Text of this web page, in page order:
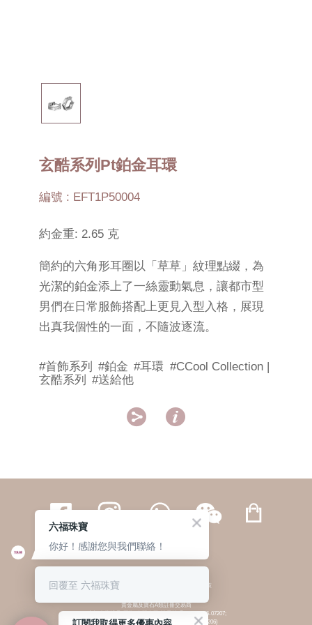
玄酷系列Pt鉑金耳環
編號 : EFT1P50004
約金重: 2.65 克
簡約的六角形耳圈以「草草」紋理點綴，為
光潔的鉑金添上了一絲靈動氣息，讓都市型
男們在日常服飾搭配上更見入型入格，展現
出真我個性的一面，不隨波逐流。
#首飾系列 #鉑金 #耳環 #CCool Collection |
玄酷系列
#送給他
 
繁體 | 簡体
© 六福集團 版權所有 不得轉載 私隱政策
貴金屬及寶石A類註冊交易商
(六福企業禮品(國際)有限公司-註冊號碼:A-B-24-05-07207;
六福電子商貿有限公司-註冊號碼:A-B-24-05-07206)
六福珠寶
你好！感謝您與我們聯絡！
回覆至 六福珠寶